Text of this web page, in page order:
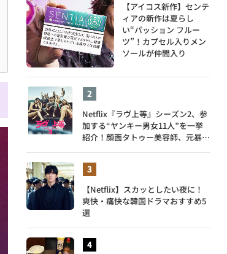
【アイコス新作】センテ
ィアの新作は夏らし
い“パッション フルー
ツ”！カプセル入りメン
ソールが仲間入り
Netflix『ラヴ上等』シーズン2、参
加する“ヤンキー男女11人”を一挙
紹介！顔面タトゥー美容師、元暴走
【Netflix】スカッとしたい夜に！
爽快・痛快な韓国ドラマおすすめ5
選